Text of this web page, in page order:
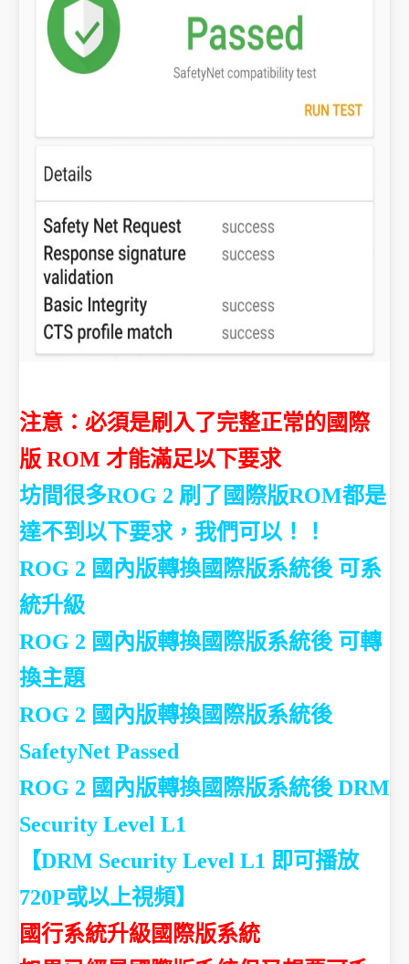
注意：必須是刷入了完整正常的國際
版 ROM 才能滿足以下要求
坊間很多ROG 2 刷了國際版ROM都是
達不到以下要求，我們可以！！
ROG 2 國內版轉換國際版系統後 可系
統升級
ROG 2 國內版轉換國際版系統後 可轉
換主題
ROG 2 國內版轉換國際版系統後
SafetyNet Passed
ROG 2 國內版轉換國際版系統後 DRM
Security Level L1
【DRM Security Level L1 即可播放
720P或以上視頻】
國行系統升級國際版系統